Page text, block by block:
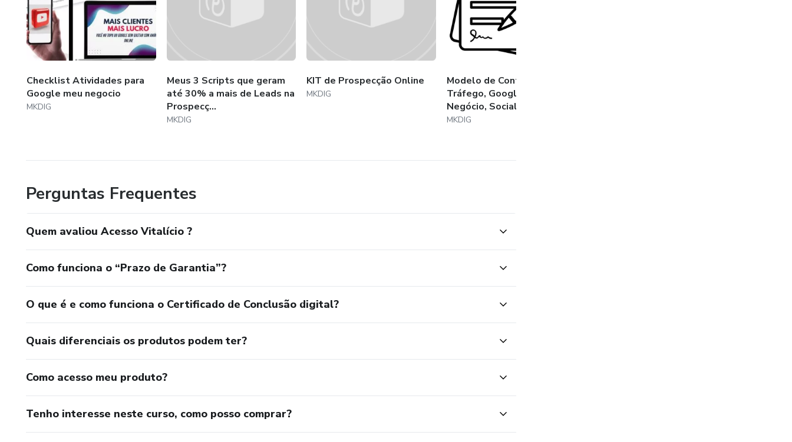
Checklist Atividades para
Google meu negocio
MKDIG
Meus 3 Scripts que geram
até 30% a mais de Leads na
Prospecç...
MKDIG
KIT de Prospecção Online
MKDIG
Modelo de Contrato para
Tráfego, Google meu
Negócio, Social...
MKDIG
Perguntas Frequentes
Quem avaliou Acesso Vitalício ?
Como funciona o “Prazo de Garantia”?
O que é e como funciona o Certificado de Conclusão digital?
Quais diferenciais os produtos podem ter?
Como acesso meu produto?
Tenho interesse neste curso, como posso comprar?